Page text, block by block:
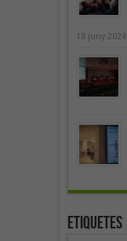
18 juny 2024
Etiquetes